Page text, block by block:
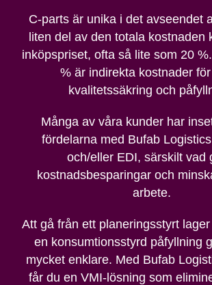
C-parts är unika i det avseendet
liten del av den totala kostnaden
inköpspriset, ofta så lite som 20
% är indirekta kostnader
kvalitetssäkring och
Många av våra kunder har
fördelarna med Bufab
och/eller EDI, särskilt vad
kostnadsbesparingar och
arbete.
Att gå från ett planeringsstyrt
en konsumtionsstyrd påfyllning
mycket enklare. Med Bufab
får du en VMI-lösning som